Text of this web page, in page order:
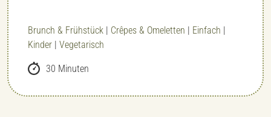
Brunch & Frühstück | Crêpes & Omeletten | Einfach |
Kinder | Vegetarisch
30 Minuten